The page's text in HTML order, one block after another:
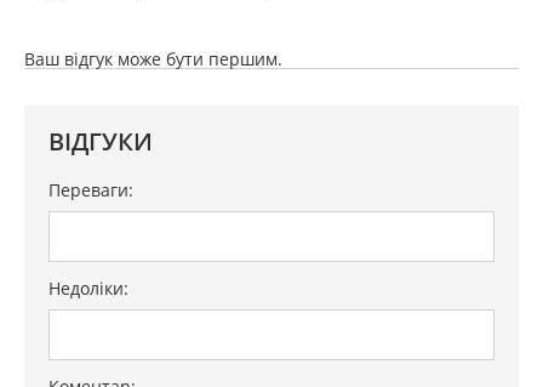
Ваш відгук може бути першим.
ВІДГУКИ
Переваги:
Недоліки: